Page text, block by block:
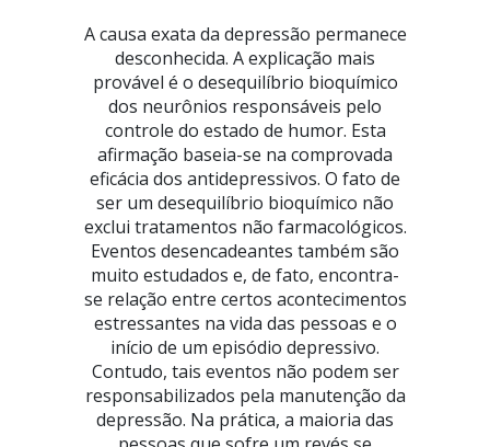
A causa exata da depressão permanece
desconhecida. A explicação mais
provável é o desequilíbrio bioquímico
dos neurônios responsáveis pelo
controle do estado de humor. Esta
afirmação baseia-se na comprovada
eficácia dos antidepressivos. O fato de
ser um desequilíbrio bioquímico não
exclui tratamentos não farmacológicos.
Eventos desencadeantes também são
muito estudados e, de fato, encontra-
se relação entre certos acontecimentos
estressantes na vida das pessoas e o
início de um episódio depressivo.
Contudo, tais eventos não podem ser
responsabilizados pela manutenção da
depressão. Na prática, a maioria das